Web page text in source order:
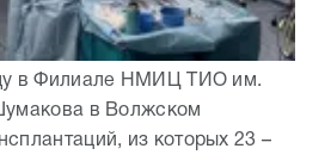
в Филиале НМИЦ ТИО им.
в Волжском
из которых 23 –